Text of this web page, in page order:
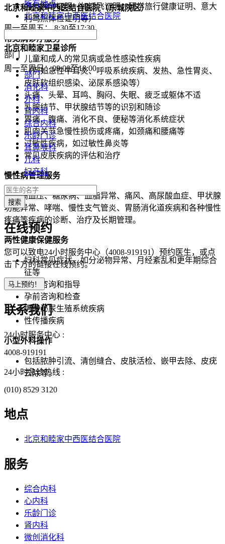
各类医学证明（如适飞证明、研学旅行健康证明、意大
利驾照体检证明等）
常见病诊疗服务
儿童和成人的常见病或急性感染性疾病
（例如急性中耳炎、呼吸系统疾病、发热、急性胃炎、
皮肤软组织感染、泌尿系感染等）
头痛、头晕、耳鸣、胸闷、失眠、疲乏或躯体不适
乳腺结节、甲状腺结节等的识别和随诊
胃痛、腹痛、消化不良、便秘等消化系统症状
肌肉关节急慢性损伤或疼痛，如颈痛和腰痛等
过敏性疾病，如过敏性鼻炎等
常见皮肤疾病的评估和治疗
慢性病管理服务
包括高血压、糖尿病、血脂异常、痛风、高尿酸血症、甲状腺
功能异常、哮喘、慢性支气管炎、胃肠消化道疾病和各种慢性
疼痛等疾病的诊断、治疗及长期管理。
两性健康保健服务
妇科常见症状，如分泌物异常、月经紊乱和更年期综合
征等
避孕咨询和指导
孕前咨询和检查
男性泌尿生殖系统疾病
性传播疾病
小型外科操作
包括脓肿引流、清创缝合、皮肤活检、嵌甲去除、皮疣
去除等。
北京和睦家中西医结合医院（东城院区）
周一至周五： 8:30至17:30
北京和睦家卫星诊所
周一至周日：09:00至18:00
所有地点
北京和睦家中西医结合医院
部门
部门
消化科
外科
肾内科
综合内科
乐龄门诊
耳鼻喉科
儿科
妇产科
在线预约
您可以致电24小时服务中心（4008-919191）预约医生，或点
击下方的链接在线预约。
联系我们
24小时服务中心 :
4008-919191
24小时急诊热线 :
(010) 8529 3120
地点
北京和睦家中西医结合医院
服务
综合内科
心内科
乐龄门诊
肾内科
微创消化科